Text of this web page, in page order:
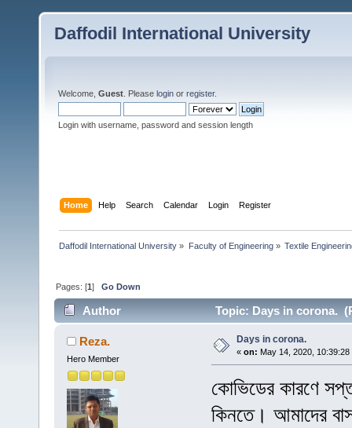
Daffodil International University
Welcome, Guest . Please login or register.
Login with username, password and session length
Home Help Search Calendar Login Register
Daffodil International University » Faculty of Engineering» Textile
Pages: [1]Go Down
Author Topic: Days in corona.
Reza.
Hero Member
Days in corona.
« on: May 14, 2020, 10:39:28
কোভিডের কারণে
কিনতে। আমাদের